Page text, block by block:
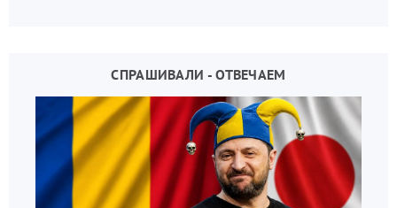
СПРАШИВАЛИ - ОТВЕЧАЕМ